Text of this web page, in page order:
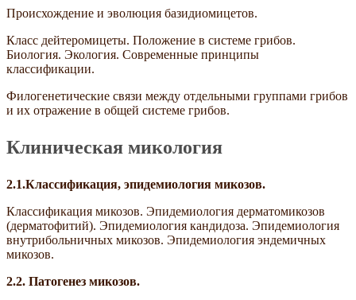
Происхождение и эволюция базидиомицетов.
Класс дейтеромицеты. Положение в системе грибов.
Биология. Экология. Современные принципы
классификации.
Филогенетические связи между отдельными группами грибов
и их отражение в общей системе грибов.
Клиническая микология
2.1.Классификация, эпидемиология микозов.
Классификация микозов. Эпидемиология дерматомикозов
(дерматофитий). Эпидемиология кандидоза. Эпидемиология
внутрибольничных микозов. Эпидемиология эндемичных
микозов.
2.2. Патогенез микозов.